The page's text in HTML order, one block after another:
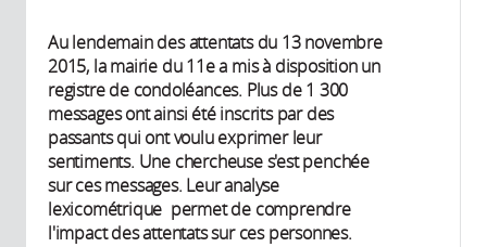
Au lendemain des attentats du 13 novembre
2015, la mairie du 11e a mis à disposition un
registre de condoléances. Plus de 1 300
messages ont ainsi été inscrits par des
passants qui ont voulu exprimer leur
sentiments. Une chercheuse s'est penchée
sur ces messages. Leur analyse
lexicométrique permet de comprendre
l'impact des attentats sur ces personnes.